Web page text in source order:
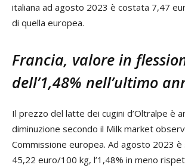
italiana ad agosto 2023 è costata 7,47
di quella europea.
Francia, valore in
dell’1,48% nell’ultimo
Il prezzo del latte dei cugini d’Oltralpe è
diminuzione secondo il Milk market
Commissione europea. Ad agosto 2023
45,22 euro/100 kg, l’1,48% in meno